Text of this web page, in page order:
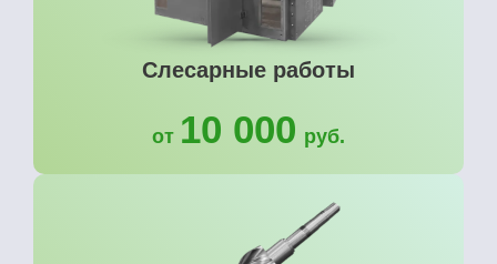
Слесарные работы
от 10 000 руб.